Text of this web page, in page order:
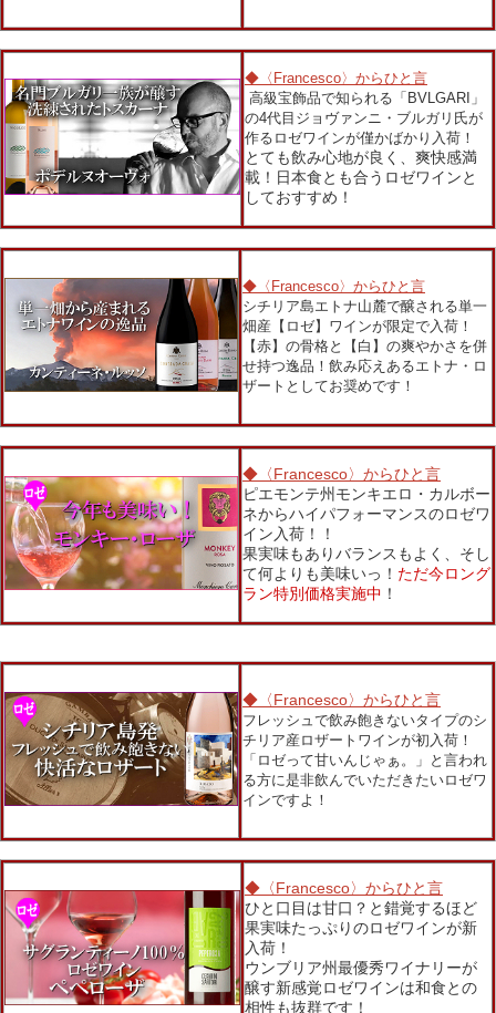
◆〈Francesco〉からひと言
高級宝飾品で知られる「BVLGARI」
の4代目ジョヴァンニ・ブルガリ氏が
作るロゼワインが僅かばかり入荷！
とても飲み心地が良く、爽快感満
載！日本食とも合うロゼワインと
しておすすめ！
◆〈Francesco〉からひと言
シチリア島エトナ山麓で醸される単一
畑産【ロゼ】ワインが限定で入荷！
【赤】の骨格と【白】の爽やかさを併
せ持つ逸品！飲み応えあるエトナ・ロ
ザートとしてお奨めです！
◆〈Francesco〉からひと言
ピエモンテ州モンキエロ・カルボー
ネからハイパフォーマンスのロゼワ
イン入荷！！
果実味もありバランスもよく、そし
て何よりも美味いっ！ ただ今ロング
ラン特別価格実施中 ！
◆〈Francesco〉からひと言
フレッシュで飲み飽きないタイプのシ
チリア産ロザートワインが初入荷！
「ロゼって甘いんじゃぁ。」と言われ
る方に是非飲んでいただきたいロゼワ
インですよ！
◆〈Francesco〉からひと言
ひと口目は甘口？と錯覚するほど
果実味たっぷりのロゼワインが新
入荷！
ウンブリア州最優秀ワイナリーが
醸す新感覚ロゼワインは和食との
相性も抜群です！